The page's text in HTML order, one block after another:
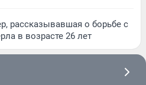
рассказывавшая о борьбе с
в возрасте 26 лет